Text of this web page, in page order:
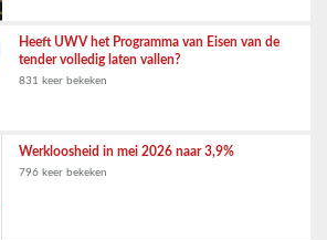
Heeft UWV het Programma van Eisen van de
tender volledig laten vallen?
831 keer bekeken
Werkloosheid in mei 2026 naar 3,9%
796 keer bekeken